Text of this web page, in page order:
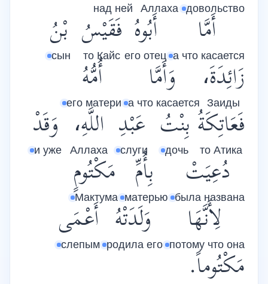
довольство
Аллаха
над ней
أَمَّا
а что касается
أَبُوهُ
его отец
فَقَيْسُ
то Кайс
بْنُ
сын
زَائِدَةَ،
Заиды
وَأَمَّا
а что касается
أُمُّهُ
его матери
فَعَاتِكَةُ
то Атика
بِنْتُ
дочь
عَبْدِ
слуги
اللَّهِ،
Аллаха
وَقَدْ
и уже
دُعِيَتْ
была названа
بِأُمِّ
матерью
مَكْتُومٍ
Мактума
لِأَنَّهَا
потому что она
وَلَدَتْهُ
родила его
أَعْمَى
слепым
مَكْتُوماً.